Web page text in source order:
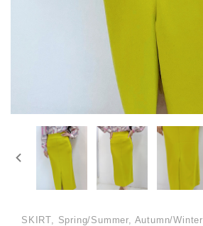
SKIRT, Spring/Summer, Autumn/Winter